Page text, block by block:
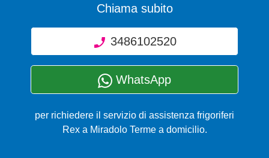
Chiama subito
3486102520
WhatsApp
per richiedere il servizio di assistenza frigoriferi
Rex a Miradolo Terme a domicilio.